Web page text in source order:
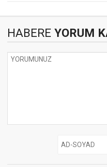
HABERE YORUM